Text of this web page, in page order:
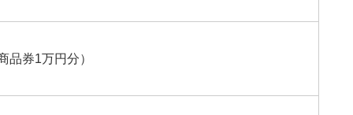
品券1万円分）